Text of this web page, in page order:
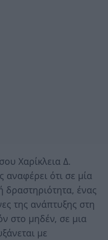
Χαρίκλεια Δ.
ότι σε μία
δραστηριότητα, ένας
της ανάπτυξης στη
στο μηδέν, σε μια
με